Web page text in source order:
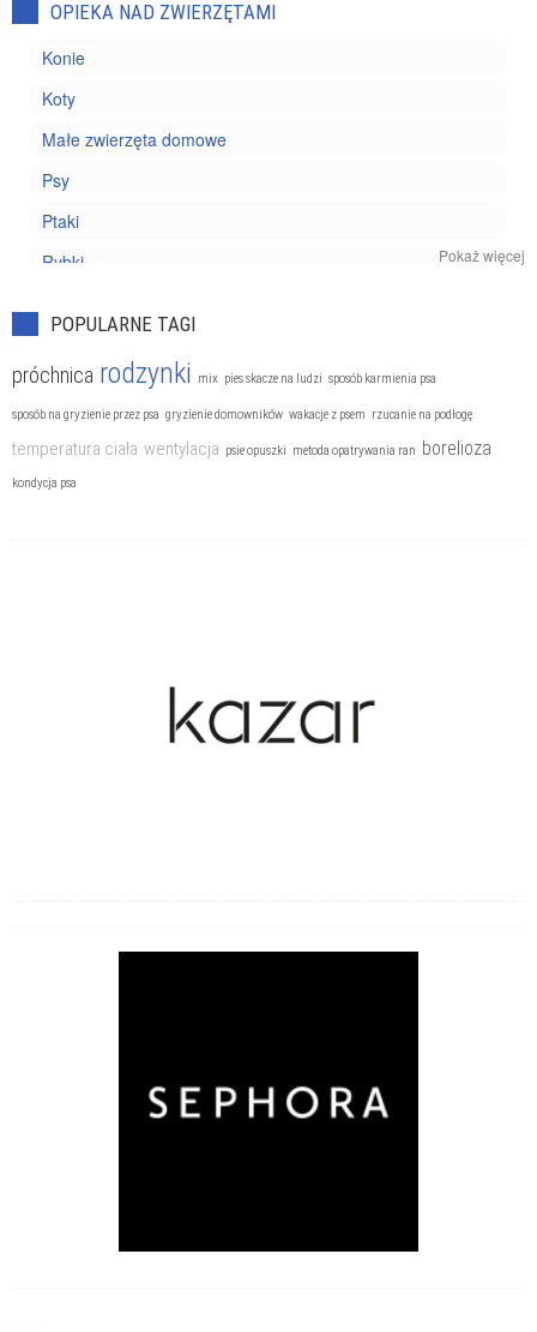
OPIEKA NAD ZWIERZĘTAMI
Konie
Koty
Małe zwierzęta domowe
Psy
Ptaki
Rybki
Pokaż więcej
POPULARNE TAGI
próchnica rodzynki mix pies skacze na ludzi sposób karmienia psa
sposób na gryzienie przez psa gryzienie domowników wakacje z psem rzucanie na podłogę
temperatura ciała wentylacja psie opuszki metoda opatrywania ran borelioza
kondycja psa